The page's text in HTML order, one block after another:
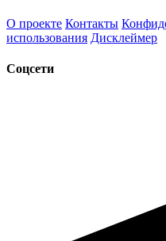
О проекте Контакты
использования Дисклеймер
Соцсети